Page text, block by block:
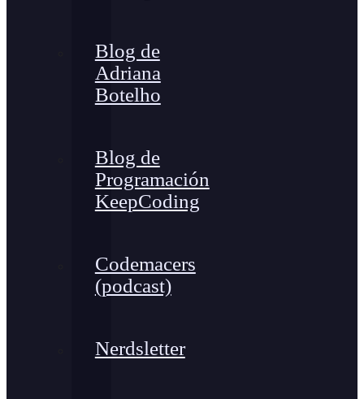
Blog de
Adriana
Botelho
Blog de
Programación
KeepCoding
Codemacers
(podcast)
Nerdsletter